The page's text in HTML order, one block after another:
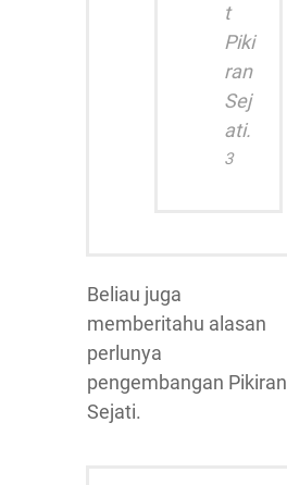
t
Piki
ran
Sej
ati.
3
Beliau juga
memberitahu alasan
perlunya
pengembangan Pikiran
Sejati.